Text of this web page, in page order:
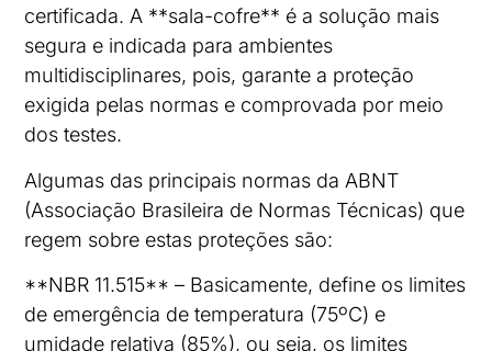
certificada. A **sala-cofre** é a solução mais
segura e indicada para ambientes
multidisciplinares, pois, garante a proteção
exigida pelas normas e comprovada por meio
dos testes.
Algumas das principais normas da ABNT
(Associação Brasileira de Normas Técnicas) que
regem sobre estas proteções são:
**NBR 11.515** – Basicamente, define os limites
de emergência de temperatura (75ºC) e
umidade relativa (85%), ou seja, os limites